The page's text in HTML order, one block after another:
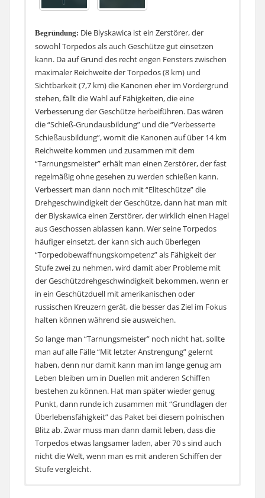
weniger aber dafür der Option auf Sonar (statt dem
zwar etwas anders als die amerikanische Schwester,
aber das ändert nichts an der Ausbildung des Kapitäns.
Bei beiden bilden die Fähigkeiten “Schieß-
Grundausbildung” und “Verbesserte Schießausbildung”
zur Verbesserung der Geschütze die Basis und mit “Mit
letzter Anstrengung” und “Inspekteur” sorgt man für
das nötige Plus an Überlebensfähigkeit. Wie bei allen
Zerstörern gibt es eigentlich keine Alternative zu
“Tarnungsmeister” auf Stufe fünf, denn Tarnung ist der
Garant für Schaden, Überleben und Punkte für einen
Zerstörer. Anschließend würde ich empfehlen diese mit
“Grundlagen der Überlebensfähigkeit” noch ein wenig
zu unterstützen, während man mit
“Torpedobewaffnungskompetenz” die Torpedos noch
ein wenig effektiver, da häufiger einsetzbar, macht.
Begründung: Die Blyskawica ist ein Zerstörer, der
sowohl Torpedos als auch Geschütze gut einsetzen
kann. Da auf Grund des recht engen Fensters zwischen
maximaler Reichweite der Torpedos (8 km) und
Sichtbarkeit (7,7 km) die Kanonen eher im Vordergrund
stehen, fällt die Wahl auf Fähigkeiten, die eine
Verbesserung der Geschütze herbeiführen. Das wären
die “Schieß-Grundausbildung” und die “Verbesserte
Schießausbildung”, womit die Kanonen auf über 14 km
Reichweite kommen und zusammen mit dem
“Tarnungsmeister” erhält man einen Zerstörer, der fast
regelmäßig ohne gesehen zu werden schießen kann.
Verbessert man dann noch mit “Eliteschütze” die
Drehgeschwindigkeit der Geschütze, dann hat man mit
der Blyskawica einen Zerstörer, der wirklich einen Hagel
aus Geschossen ablassen kann. Wer seine Torpedos
häufiger einsetzt, der kann sich auch überlegen
“Torpedobewaffnungskompetenz” als Fähigkeit der
Stufe zwei zu nehmen, wird damit aber Probleme mit
der Geschützdrehgeschwindigkeit bekommen, wenn er
in ein Geschützduell mit amerikanischen oder
russischen Kreuzern gerät, die besser das Ziel im Fokus
halten können während sie ausweichen.
So lange man “Tarnungsmeister” noch nicht hat, sollte
man auf alle Fälle “Mit letzter Anstrengung” gelernt
haben, denn nur damit kann man im lange genug am
Leben bleiben um in Duellen mit anderen Schiffen
bestehen zu können. Hat man später wieder genug
Punkt, dann runde ich zusammen mit “Grundlagen der
Überlebensfähigkeit” das Paket bei diesem polnischen
Blitz ab. Zwar muss man dann damit leben, dass die
Torpedos etwas langsamer laden, aber 70 s sind auch
nicht die Welt, wenn man es mit anderen Schiffen der
Stufe vergleicht.